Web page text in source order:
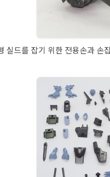
실드를 잡기 위한 전용손과 손